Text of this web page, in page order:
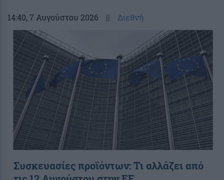
14:40, 7 Αυγούστου 2026 || Διεθνή
Συσκευασίες προϊόντων: Τι αλλάζει από